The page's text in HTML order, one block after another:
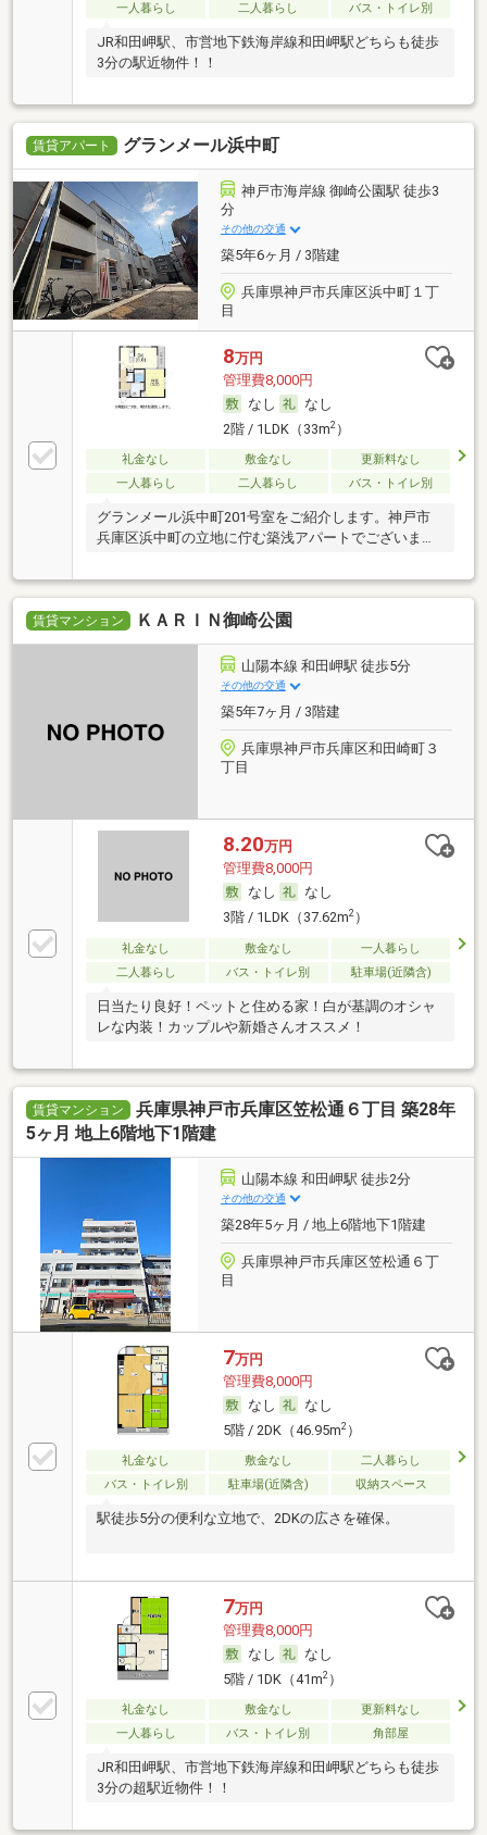
一人暮らし
二人暮らし バス・トイレ別
JR和田岬駅、市営地下鉄海岸線和田岬駅どちらも徒歩
3分の駅近物件！！
賃貸アパート グランメール浜中町
神戸市海岸線 御崎公園駅 徒歩3
分
その他の交通
築5年6ヶ月 / 3階建
兵庫県神戸市兵庫区浜中町１丁
目
8万円
管理費8,000円
なし
なし
2階 / 1LDK（33m2）
礼金なし 敷金なし
更新料なし
一人暮らし
二人暮らし バス・トイレ別
グランメール浜中町201号室をご紹介します。神戸市
兵庫区浜中町の立地に佇む築浅アパートでございま
賃貸マンション ＫＡＲＩＮ御崎公園
山陽本線 和田岬駅 徒歩5分
その他の交通
築5年7ヶ月 / 3階建
兵庫県神戸市兵庫区和田崎町３
丁目
8.20万円
管理費8,000円
なし
なし
3階 / 1LDK（37.62m2）
礼金なし 敷金なし
一人暮らし
二人暮らし
バス・トイレ別 駐車場(近隣含)
日当たり良好！ペットと住める家！白が基調のオシャ
レな内装！カップルや新婚さんオススメ！
賃貸マンション
兵庫県神戸市兵庫区笠松通６丁目 築28年
5ヶ月 地上6階地下1階建
山陽本線 和田岬駅 徒歩2分
その他の交通
築28年5ヶ月 / 地上6階地下1階建
兵庫県神戸市兵庫区笠松通６丁
目
7万円
管理費8,000円
なし
なし
5階 / 2DK（46.95m2）
礼金なし 敷金なし
二人暮らし
バス・トイレ別
駐車場(近隣含) 収納スペース
駅徒歩5分の便利な立地で、2DKの広さを確保。
7万円
管理費8,000円
なし
なし
5階 / 1DK（41m2）
礼金なし 敷金なし
更新料なし
一人暮らし
バス・トイレ別 角部屋
JR和田岬駅、市営地下鉄海岸線和田岬駅どちらも徒歩
3分の超駅近物件！！